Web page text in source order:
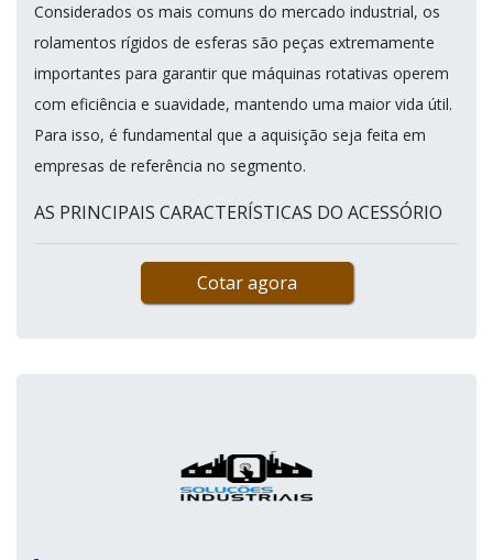
Considerados os mais comuns do mercado industrial, os
rolamentos rígidos de esferas são peças extremamente
importantes para garantir que máquinas rotativas operem
com eficiência e suavidade, mantendo uma maior vida útil.
Para isso, é fundamental que a aquisição seja feita em
empresas de referência no segmento.
AS PRINCIPAIS CARACTERÍSTICAS DO ACESSÓRIO
Cotar agora